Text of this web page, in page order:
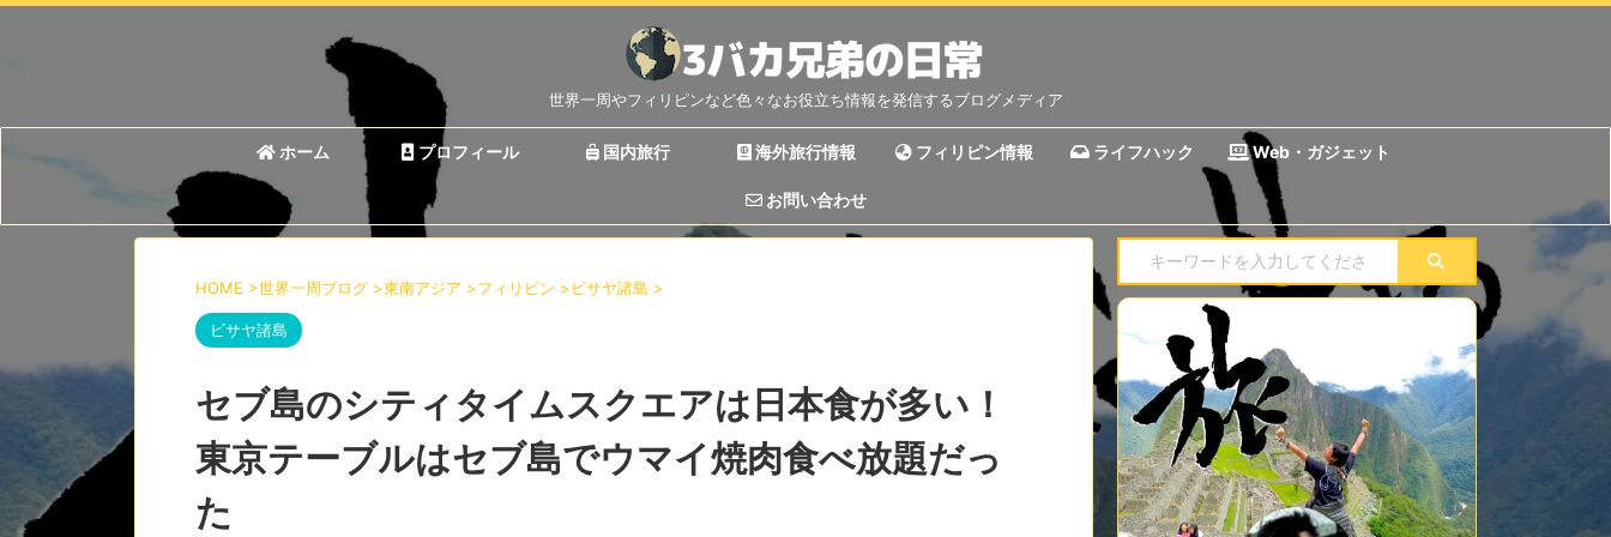
世界一周やフィリピンなど色々なお役立ち情報を発信するブログメディア
ホーム プロフィール 国内旅行 海外旅行情報 フィリピン情報 ライフハック Web・ガジェット
お問い合わせ
HOME >世界一周ブログ >東南アジア >フィリピン >ビサヤ諸島 >
ビサヤ諸島
セブ島のシティタイムスクエアは日本食が多い！
東京テーブルはセブ島でウマイ焼肉食べ放題だっ
た